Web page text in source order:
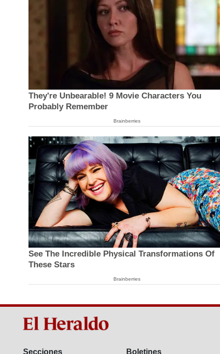
They're Unbearable! 9 Movie Characters You
Probably Remember
Brainberries
See The Incredible Physical Transformations Of
These Stars
Brainberries
Secciones Boletines